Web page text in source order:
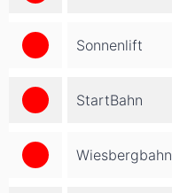
Sonnenlift
StartBahn
Wiesbergbahn